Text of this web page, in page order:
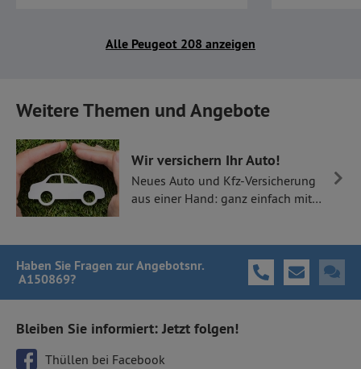
Alle Peugeot 208 anzeigen
Weitere Themen und Angebote
Wir versichern Ihr Auto!
Neues Auto und Kfz-Versicherung
aus einer Hand: ganz einfach mit
Haben Sie Fragen zur Angebotsnr.
A150869?
Bleiben Sie informiert: Jetzt folgen!
Thüllen bei Facebook